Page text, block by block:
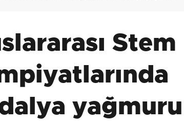
Stem
yağmuru